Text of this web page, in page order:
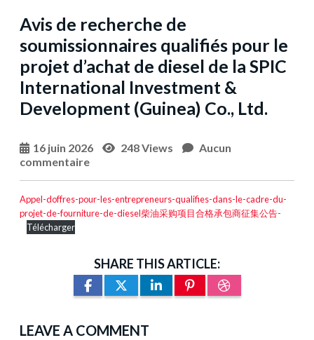
Avis de recherche de
soumissionnaires qualifiés pour le
projet d’achat de diesel de la SPIC
International Investment &
Development (Guinea) Co., Ltd.
16 juin 2026 248 Views
Aucun
commentaire
Appel-doffres-pour-les-entrepreneurs-qualifies-dans-le-cadre-du-
projet-de-fourniture-de-diesel柴油采购项目合格承包商征集公告-
Télécharger
SHARE THIS ARTICLE:
LEAVE A COMMENT